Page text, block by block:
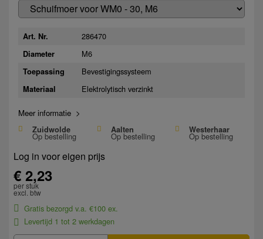
Art. Nr. 286470
Diameter M6
Toepassing Bevestigingssysteem
Materiaal Elektrolytisch verzinkt
Meer informatie >
Zuidwolde
Op bestelling
Aalten
Op bestelling
Westerhaar
Op bestelling
Log in voor eigen prijs
€ 2,23
per stuk
excl. btw
Gratis bezorgd v.a. €100 ex.
Levertijd 1 tot 2 werkdagen